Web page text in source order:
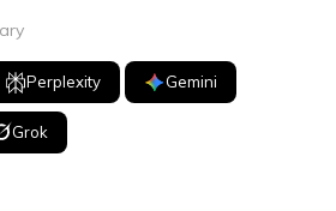
Perplexity Gemini
Grok